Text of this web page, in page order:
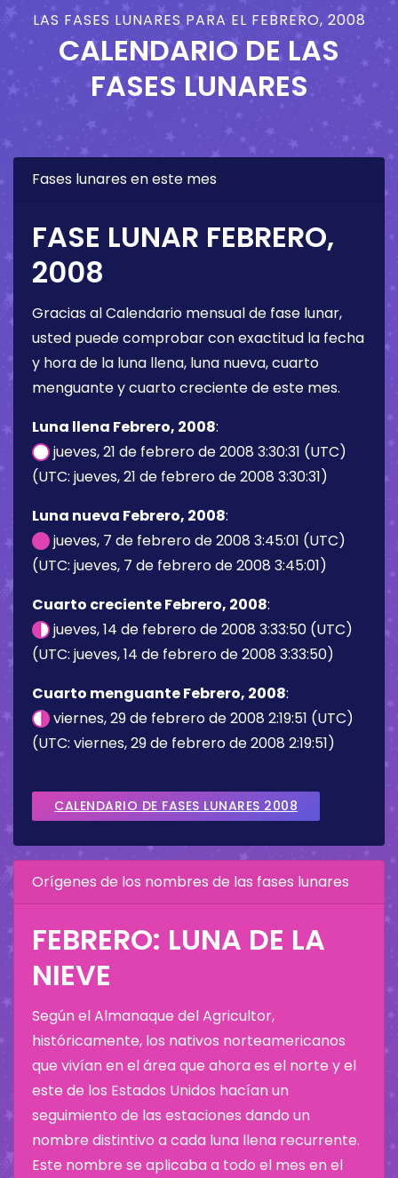
LAS FASES LUNARES PARA EL FEBRERO, 2008
CALENDARIO DE LAS
FASES LUNARES
Fases lunares en este mes
FASE LUNAR FEBRERO,
2008
Gracias al Calendario mensual de fase lunar,
usted puede comprobar con exactitud la fecha
y hora de la luna llena, luna nueva, cuarto
menguante y cuarto creciente de este mes.
Luna llena Febrero, 2008:
jueves, 21 de febrero de 2008 3:30:31 (UTC)
(UTC: jueves, 21 de febrero de 2008 3:30:31)
Luna nueva Febrero, 2008:
jueves, 7 de febrero de 2008 3:45:01 (UTC)
(UTC: jueves, 7 de febrero de 2008 3:45:01)
Cuarto creciente Febrero, 2008:
jueves, 14 de febrero de 2008 3:33:50 (UTC)
(UTC: jueves, 14 de febrero de 2008 3:33:50)
Cuarto menguante Febrero, 2008:
viernes, 29 de febrero de 2008 2:19:51 (UTC)
(UTC: viernes, 29 de febrero de 2008 2:19:51)
CALENDARIO DE FASES LUNARES 2008
Orígenes de los nombres de las fases lunares
FEBRERO: LUNA DE LA
NIEVE
Según el Almanaque del Agricultor,
históricamente, los nativos norteamericanos
que vivían en el área que ahora es el norte y el
este de los Estados Unidos hacían un
seguimiento de las estaciones dando un
nombre distintivo a cada luna llena recurrente.
Este nombre se aplicaba a todo el mes en el